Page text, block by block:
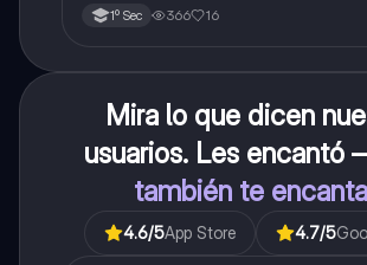
1º Sec 366 16
Mira lo que dicen
usuarios. Les
también te
4.6/5App Store 4.7/5